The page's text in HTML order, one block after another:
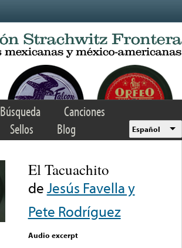
Búsqueda
Canciones
Sellos Blog Español
El Tacuachito
deJesús Favella y
Pete Rodríguez
Audio excerpt